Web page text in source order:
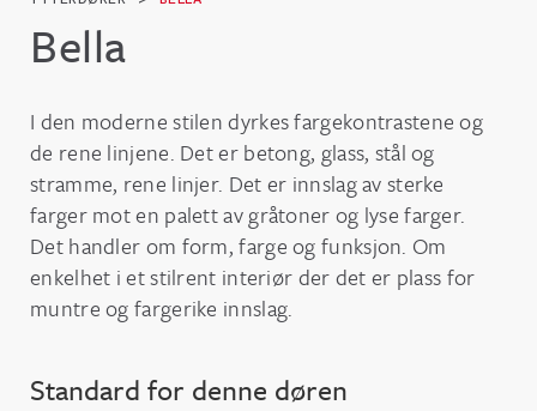
Bella
I den moderne stilen dyrkes fargekontrastene og
de rene linjene. Det er betong, glass, stål og
stramme, rene linjer. Det er innslag av sterke
farger mot en palett av gråtoner og lyse farger.
Det handler om form, farge og funksjon. Om
enkelhet i et stilrent interiør der det er plass for
muntre og fargerike innslag.
Standard for denne døren